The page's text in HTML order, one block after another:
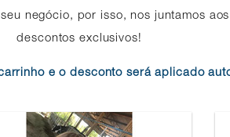
negócio, por isso, nos juntamos
descontos exclusivos!
e o desconto será aplicado